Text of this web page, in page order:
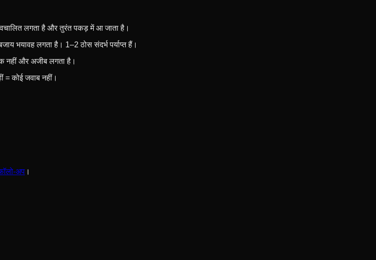
लगता है और तुरंत पकड़ में आ जाता है।
भयावह लगता है। 1–2 ठोस संदर्भ पर्याप्त हैं।
नहीं और अजीब लगता है।
= कोई जवाब नहीं।
अप ।